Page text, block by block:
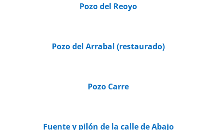
Pozo del Reoyo
Pozo del Arrabal (restaurado)
Pozo Carre
Fuente y pilón de la calle de Abajo